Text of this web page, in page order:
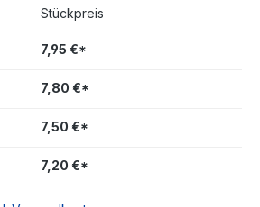
Stückpreis
7,95 €*
7,80 €*
7,50 €*
7,20 €*